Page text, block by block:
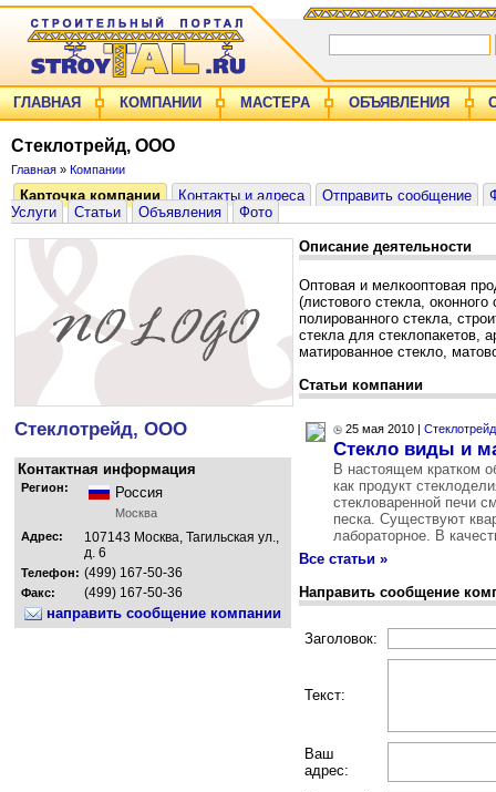
ГЛАВНАЯ КОМПАНИИ МАСТЕРА ОБЪЯВЛЕНИЯ
Стеклотрейд, ООО
Главная » Компании
Карточка компании Контакты и адреса Отправить сообщение
Услуги
Статьи Объявления Фото
Стеклотрейд, ООО
Контактная информация
Регион: Россия
Москва
Адрес:
107143 Москва, Тагильская ул.,
д. 6
Телефон: (499) 167-50-36
Факс: (499) 167-50-36
направить сообщение компании
Описание деятельности
Оптовая и мелкооптовая
(листового стекла, оконного
полированного стекла,
стекла для стеклопакетов,
матированное стекло,
Статьи компании
25 мая 2010 | Стеклотрейд
Cтекло виды и
В настоящем кратком
как продукт
стекловаренной печи
песка. Существуют
лабораторное. В
Все статьи »
Направить сообщение
Заголовок:
Текст:
Ваш
адрес: